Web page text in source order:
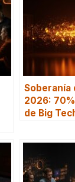
Soberanía
2026:
de Big